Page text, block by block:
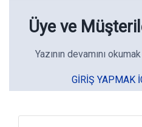
Üye ve
Yazının devamını
GIRIŞ YAPMAK